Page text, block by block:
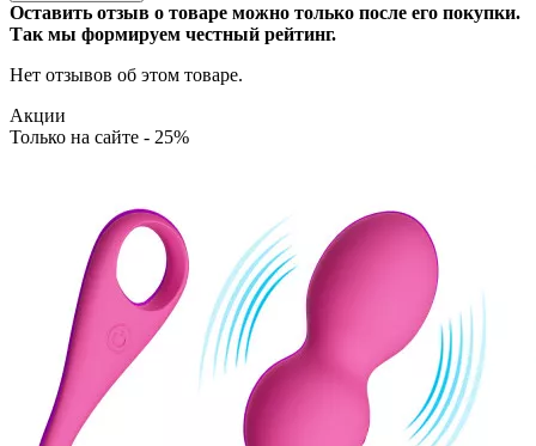
Оставить отзыв о товаре можно только после его покупки.
Так мы формируем честный рейтинг.
Нет отзывов об этом товаре.
Акции
Только на сайте - 25%